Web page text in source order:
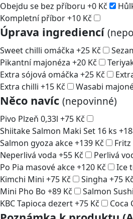
Obejdu se bez příboru +0 Kč
Kompletní příbor+10 Kč
Úprava ingrediencí
Sweet chilli omáčka +25 Kč
Pikantní majonéza +20 Kč
Extra sójová omáčka +25 Kč
Extra chilli +15 Kč Wasabi
Něco navíc (nepovinné)
Pivo Plzeň 0,33l +75 Kč
Shiitake Salmon Maki Set 16 ks +
Salmon gyoza akce+139 Kč Fritz
Neperlivá voda +55 Kč Perlivá
Po Pia masové akce+120 Kč Ice
Kimchi Mini +75 Kč Singha +75 Kč
Mini Pho Bo +89 Kč Salmon
KBC Tapioca dezert+75 Kč Coca